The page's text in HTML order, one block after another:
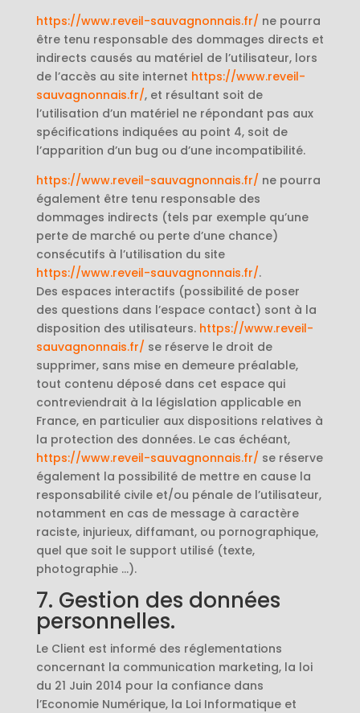
https://www.reveil-sauvagnonnais.fr/ ne pourra
être tenu responsable des dommages directs et
indirects causés au matériel de l’utilisateur, lors
de l’accès au site internet https://www.reveil-
sauvagnonnais.fr/, et résultant soit de
l’utilisation d’un matériel ne répondant pas aux
spécifications indiquées au point 4, soit de
l’apparition d’un bug ou d’une incompatibilité.
https://www.reveil-sauvagnonnais.fr/ ne pourra
également être tenu responsable des
dommages indirects (tels par exemple qu’une
perte de marché ou perte d’une chance)
consécutifs à l’utilisation du site
https://www.reveil-sauvagnonnais.fr/.
Des espaces interactifs (possibilité de poser
des questions dans l’espace contact) sont à la
disposition des utilisateurs. https://www.reveil-
sauvagnonnais.fr/ se réserve le droit de
supprimer, sans mise en demeure préalable,
tout contenu déposé dans cet espace qui
contreviendrait à la législation applicable en
France, en particulier aux dispositions relatives à
la protection des données. Le cas échéant,
https://www.reveil-sauvagnonnais.fr/ se réserve
également la possibilité de mettre en cause la
responsabilité civile et/ou pénale de l’utilisateur,
notamment en cas de message à caractère
raciste, injurieux, diffamant, ou pornographique,
quel que soit le support utilisé (texte,
photographie …).
7. Gestion des données
personnelles.
Le Client est informé des réglementations
concernant la communication marketing, la loi
du 21 Juin 2014 pour la confiance dans
l’Economie Numérique, la Loi Informatique et